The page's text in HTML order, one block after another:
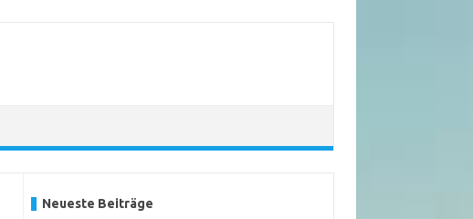
Neueste Beiträge